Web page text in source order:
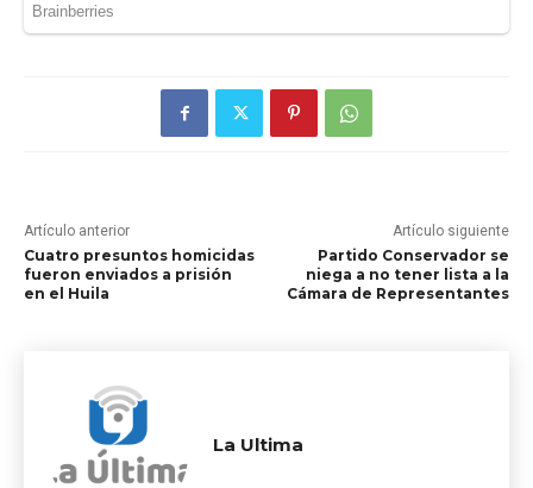
Artículo anterior
Cuatro presuntos homicidas
fueron enviados a prisión
en el Huila
Artículo siguiente
Partido Conservador se
niega a no tener lista a la
Cámara de Representantes
La Ultima